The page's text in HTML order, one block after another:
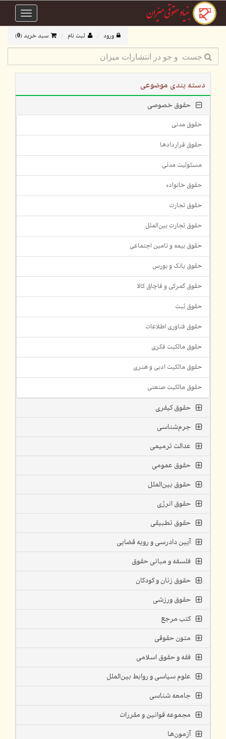
Toggle
ورود ثبت نام سبد خرید (0
)
دسته بندی موضوعی
حقوق خصوصی
حقوق مدنی
حقوق قراردادها
مسئولیت مدنی
حقوق خانواده
حقوق تجارت
حقوق تجارت بین‌الملل
حقوق بیمه و تامین اجتماعی
حقوق بانک و بورس
حقوق گمرکی و قاچاق کالا
حقوق ثبت
حقوق فناوری اطلاعات
حقوق مالکیت فکری
حقوق مالکیت ادبی و هنری
حقوق مالکیت صنعتی
حقوق کیفری
جرم‌شناسی
عدالت ترمیمی
حقوق عمومی
حقوق بین‌الملل
حقوق انرژی
حقوق تطبیقی
آیین دادرسی و رویه قضایی
فلسفه و مبانی حقوق
حقوق زنان و کودکان
حقوق ورزشی
کتب مرجع
متون حقوقی
فقه و حقوق اسلامی
علوم سیاسی و روابط بین‌الملل
جامعه شناسی
مجموعه قوانین و مقررات
آزمون‌ها